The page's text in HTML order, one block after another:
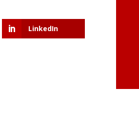
LinkedIn